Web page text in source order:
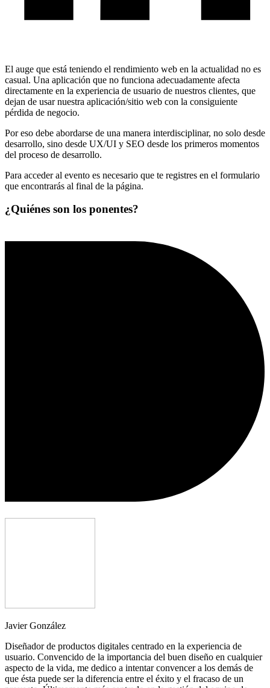
El auge que está teniendo el rendimiento web en la actualidad no es
casual. Una aplicación que no funciona adecuadamente afecta
directamente en la experiencia de usuario de nuestros clientes, que
dejan de usar nuestra aplicación/sitio web con la consiguiente
pérdida de negocio.
Por eso debe abordarse de una manera interdisciplinar, no solo desde
desarrollo, sino desde UX/UI y SEO desde los primeros momentos
del proceso de desarrollo.
Para acceder al evento es necesario que te registres en el formulario
que encontrarás al final de la página.
¿Quiénes son los ponentes?
Javier González
Diseñador de productos digitales centrado en la experiencia de
usuario. Convencido de la importancia del buen diseño en cualquier
aspecto de la vida, me dedico a intentar convencer a los demás de
que ésta puede ser la diferencia entre el éxito y el fracaso de un